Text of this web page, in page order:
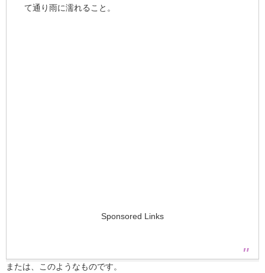
て通り雨に濡れること。
Sponsored Links
または、このようなものです。